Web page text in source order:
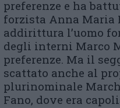
preferenze e ha
forzista Anna Maria
addirittura l’uomo
degli interni Marco
preferenze. Ma il
scattato anche al
plurinominale
Fano, dove era